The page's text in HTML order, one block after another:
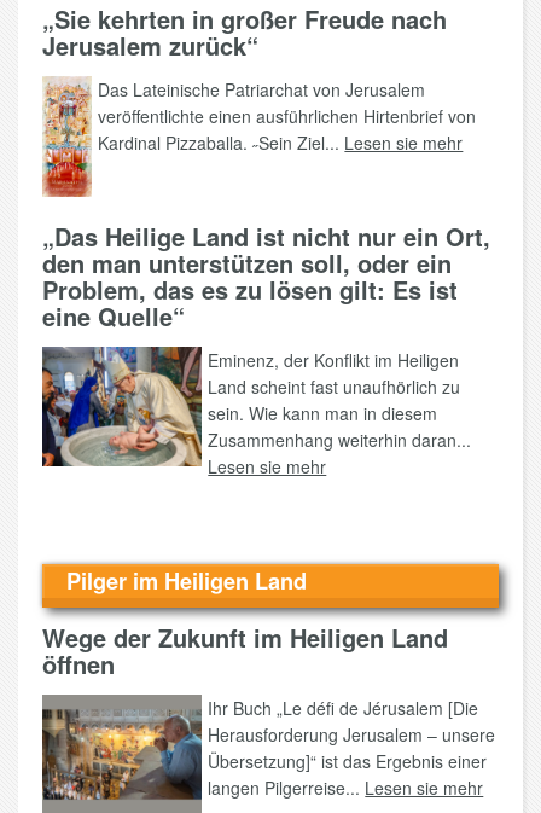
„Sie kehrten in großer Freude nach
Jerusalem zurück“
Das Lateinische Patriarchat von Jerusalem
veröffentlichte einen ausführlichen Hirtenbrief von
Kardinal Pizzaballa. ˶Sein Ziel... Lesen sie mehr
„Das Heilige Land ist nicht nur ein Ort,
den man unterstützen soll, oder ein
Problem, das es zu lösen gilt: Es ist
eine Quelle“
Eminenz, der Konflikt im Heiligen
Land scheint fast unaufhörlich zu
sein. Wie kann man in diesem
Zusammenhang weiterhin daran...
Lesen sie mehr
Pilger im Heiligen Land
Wege der Zukunft im Heiligen Land
öffnen
Ihr Buch „Le défi de Jérusalem [Die
Herausforderung Jerusalem – unsere
Übersetzung]“ ist das Ergebnis einer
langen Pilgerreise... Lesen sie mehr